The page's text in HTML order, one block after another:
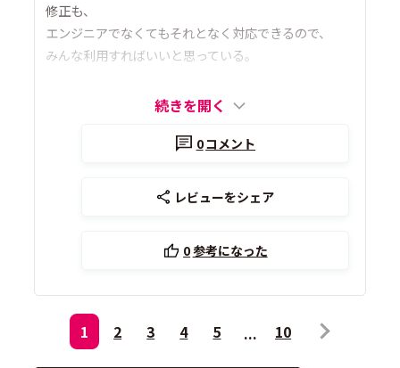
修正も、
エンジニアでなくてもそれとなく対応できるので、
みんな利用すればいいと思っている。
続きを開く
0コメント
レビューをシェア
0参考になった
1 2 3 4 5 10